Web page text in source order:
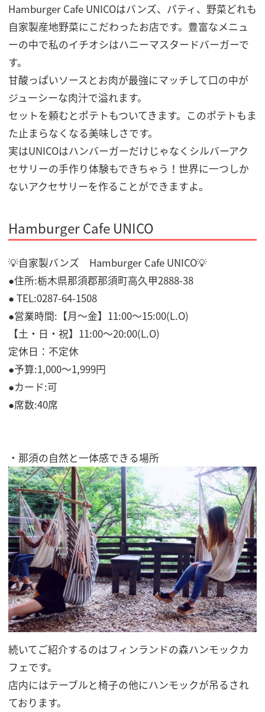
Hamburger Cafe UNICOはバンズ、パティ、野菜どれも
自家製産地野菜にこだわったお店です。豊富なメニュ
ーの中で私のイチオシはハニーマスタードバーガーで
す。
甘酸っぱいソースとお肉が最強にマッチして口の中が
ジューシーな肉汁で溢れます。
セットを頼むとポテトもついてきます。このポテトもま
た止まらなくなる美味しさです。
実はUNICOはハンバーガーだけじゃなくシルバーアク
セサリーの手作り体験もできちゃう！世界に一つしか
ないアクセサリーを作ることができますよ。
Hamburger Cafe UNICO
💡自家製バンズ Hamburger Cafe UNICO💡
●住所:栃木県那須郡那須町高久甲2888-38
● TEL:0287-64-1508
●営業時間:【月～金】11:00～15:00(L.O)
【土・日・祝】11:00～20:00(L.O)
定休日：不定休
●予算:1,000〜1,999円
●カード:可
●席数:40席
・那須の自然と一体感できる場所
続いてご紹介するのはフィンランドの森ハンモックカ
フェです。
店内にはテーブルと椅子の他にハンモックが吊るされ
ております。